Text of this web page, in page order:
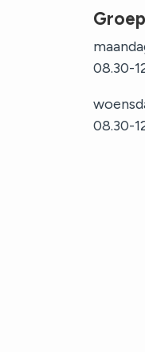
Aanmelden
08.30-
08.30-